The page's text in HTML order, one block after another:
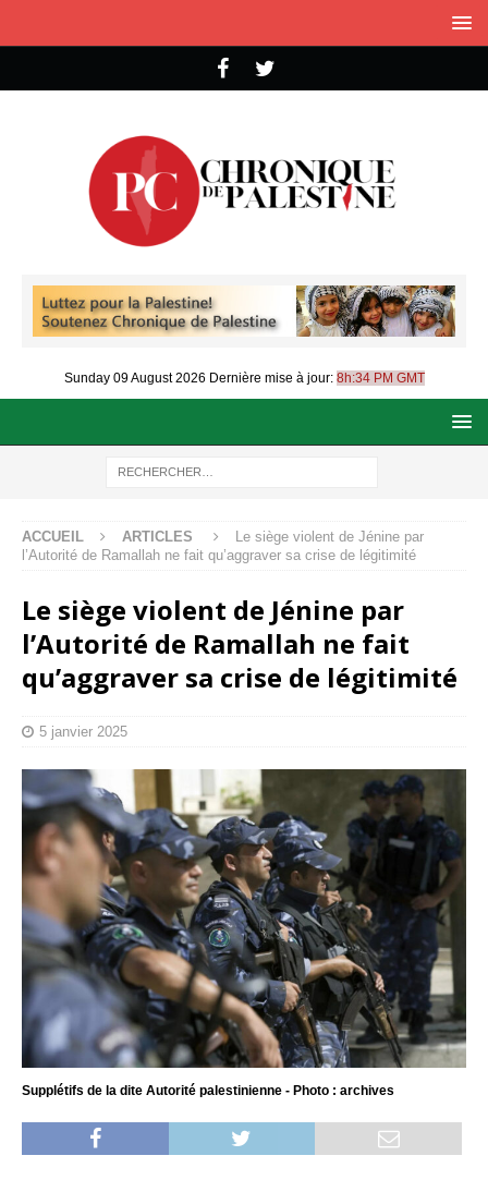
Sunday 09 August 2026 Dernière mise à jour: 8h:34 PM GMT
ACCUEIL ARTICLES
Le siège violent de Jénine par
l’Autorité de Ramallah ne fait qu’aggraver sa crise de légitimité
Le siège violent de Jénine par
l’Autorité de Ramallah ne fait
qu’aggraver sa crise de légitimité
5 janvier 2025
Supplétifs de la dite Autorité palestinienne - Photo : archives